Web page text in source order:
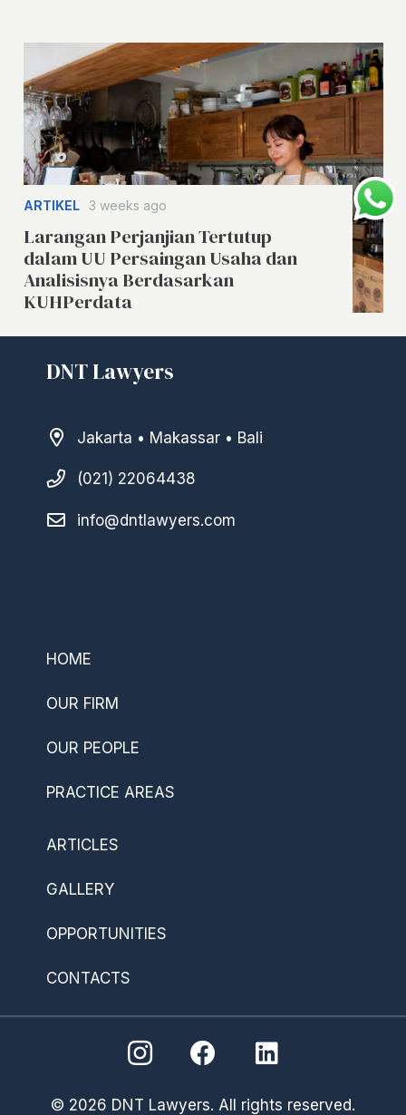
ARTIKEL 3 weeks ago
Larangan Perjanjian Tertutup
dalam UU Persaingan Usaha dan
Analisisnya Berdasarkan
KUHPerdata
DNT Lawyers
Jakarta • Makassar • Bali
(021) 22064438
info@dntlawyers.com
HOME
OUR FIRM
OUR PEOPLE
PRACTICE AREAS
ARTICLES
GALLERY
OPPORTUNITIES
CONTACTS
© 2026 DNT Lawyers. All rights reserved.